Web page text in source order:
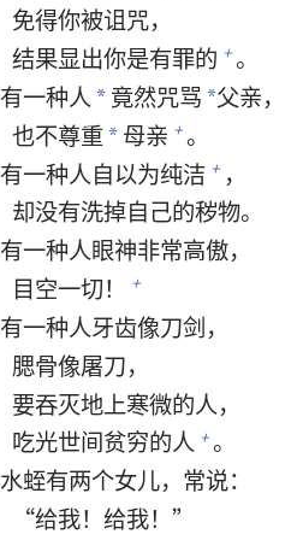
免得你被诅咒，
结果显出你是有罪的 + 。
有一种人* 竟然咒骂 *父亲，
也不尊重* 母亲 + 。
有一种人自以为纯洁 + ，
却没有洗掉自己的秽物。
有一种人眼神非常高傲，
目空一切！
+
有一种人牙齿像刀剑，
腮骨像屠刀，
要吞灭地上寒微的人，
吃光世间贫穷的人 + 。
水蛭有两个女儿，常说：
“给我！给我！”